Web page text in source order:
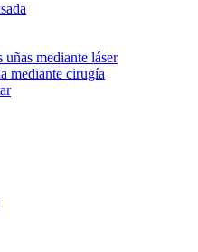
uñas mediante láser
mediante cirugía